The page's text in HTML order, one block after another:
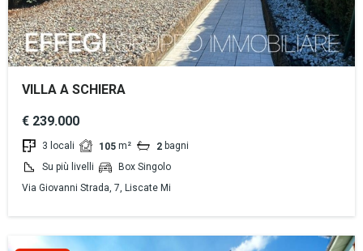
VILLA A SCHIERA
€ 239.000
3 locali 105 m² 2 bagni
Su più livelli
Box Singolo
Via Giovanni Strada, 7, Liscate Mi